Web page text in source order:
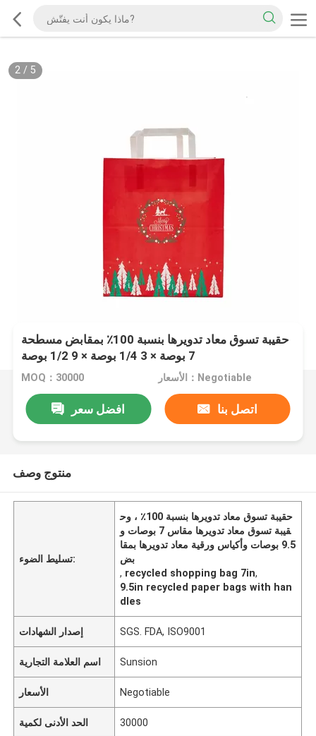
2/ 5
حقيبة تسوق معاد تدويرها بنسبة 100٪ بمقابض مسطحة
7 بوصة × 3 1/4 بوصة × 9 1/2 بوصة
MOQ：30000 الأسعار：Negotiable
افضل سعر اتصل بنا
منتوج وصف
تسليط الضوء:
حقيبة تسوق معاد تدويرها بنسبة 100٪ ، وح
قيبة تسوق معاد تدويرها مقاس 7 بوصات و
9.5 بوصات وأكياس ورقية معاد تدويرها بمقا
بض
, recycled shopping bag 7in,
9.5in recycled paper bags with han
dles
إصدار الشهادات SGS. FDA, ISO9001
اسم العلامة التجارية Sunsion
الأسعار Negotiable
الحد الأدنى لكمية 30000